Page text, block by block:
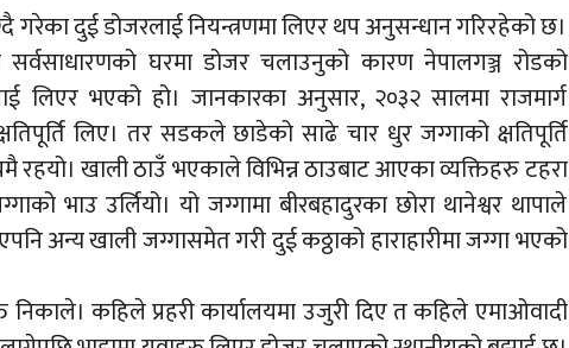
गरेका दुई डोजरलाई नियन्त्रणमा लिएर थप अनुसन्धान गरिरहेको छ।
सर्वसाधारणको घरमा डोजर चलाउनुको कारण नेपालगञ्ज रोडको
लिएर भएको हो। जानकारका अनुसार, २०३२ सालमा राजमार्ग
लिए। तर सडकले छाडेको साढे चार धुर जग्गाको क्षतिपूर्ति
रहयो। खाली ठाउँ भएकाले विभिन्न ठाउबाट आएका व्यक्तिहरु टहरा
भाउ उर्लियो। यो जग्गामा बीरबहादुरका छोरा थानेश्वर थापाले
अन्य खाली जग्गासमेत गरी दुई कठ्ठाको हाराहारीमा जग्गा भएको
निकाले। कहिले प्रहरी कार्यालयमा उजुरी दिए त कहिले एमाओवादी